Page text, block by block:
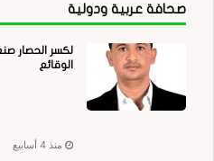
صحافة عربية ودولية
لكسر الحصار
الوقائع
منذ 4 أسابيع